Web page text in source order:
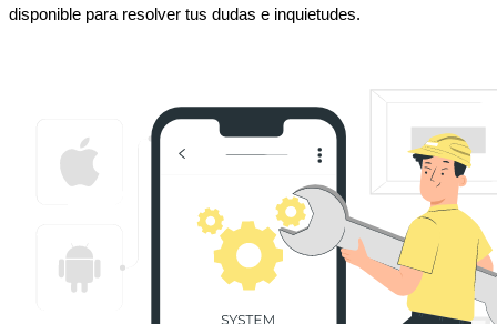
disponible para resolver tus dudas e inquietudes.